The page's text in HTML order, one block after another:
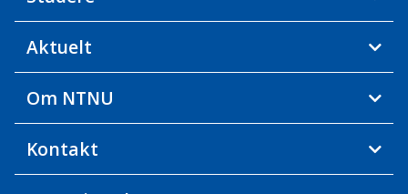
Aktuelt
Om NTNU
Kontakt